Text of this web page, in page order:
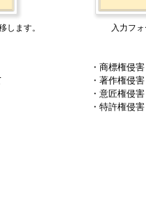
します。 入力フ
・商標権侵害
・著作権侵害
・意匠権侵害
・特許権侵害